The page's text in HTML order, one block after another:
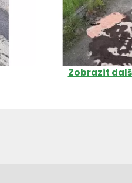
Zobrazit